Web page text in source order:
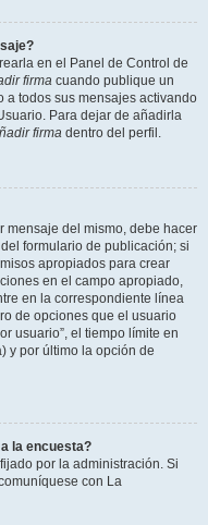
en el Panel de Control de
firma cuando publique un
a todos sus mensajes activando
Para dejar de añadirla
firma dentro del perfil.
mensaje del mismo, debe hacer
formulario de publicación; si
apropiados para crear
en el campo apropiado,
en la correspondiente línea
de opciones que el usuario
usuario”, el tiempo límite en
y por último la opción de
la encuesta?
por la administración. Si
con La